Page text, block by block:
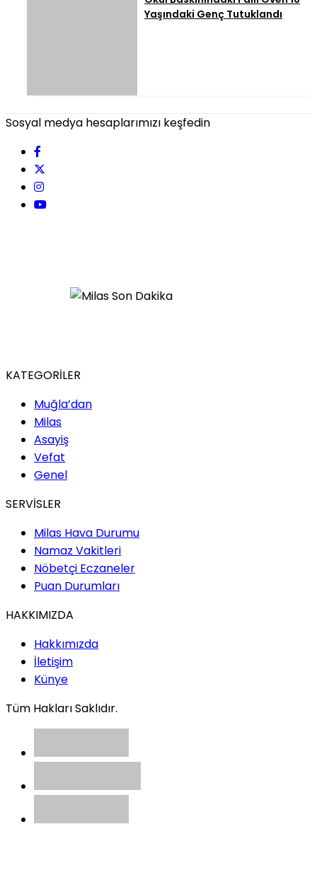
Yaşındaki Genç Tutuklandı
Sosyal medya hesaplarımızı keşfedin
KATEGORİLER
Muğla’dan
Milas
Asayiş
Vefat
Genel
SERVİSLER
Milas Hava Durumu
Namaz Vakitleri
Nöbetçi Eczaneler
Puan Durumları
HAKKIMIZDA
Hakkımızda
İletişim
Künye
Tüm Hakları Saklıdır.